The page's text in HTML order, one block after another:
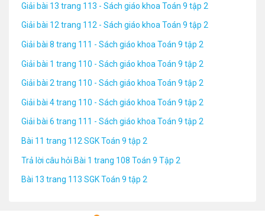
Giải bài 13 trang 113 - Sách giáo khoa Toán 9 tập 2
Giải bài 12 trang 112 - Sách giáo khoa Toán 9 tập 2
Giải bài 8 trang 111 - Sách giáo khoa Toán 9 tập 2
Giải bài 1 trang 110 - Sách giáo khoa Toán 9 tập 2
Giải bài 2 trang 110 - Sách giáo khoa Toán 9 tập 2
Giải bài 4 trang 110 - Sách giáo khoa Toán 9 tập 2
Giải bài 6 trang 111 - Sách giáo khoa Toán 9 tập 2
Bài 11 trang 112 SGK Toán 9 tập 2
Trả lời câu hỏi Bài 1 trang 108 Toán 9 Tập 2
Bài 13 trang 113 SGK Toán 9 tập 2